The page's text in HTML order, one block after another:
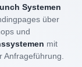
Systemen
über
und
mit